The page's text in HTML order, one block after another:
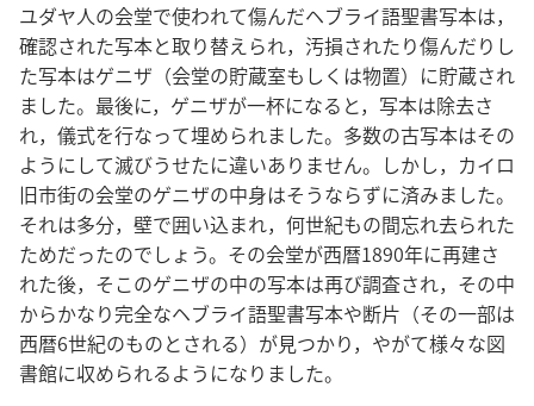
ユダヤ人の会堂で使われて傷んだヘブライ語聖書写本は，
確認された写本と取り替えられ，汚損されたり傷んだりし
た写本はゲニザ（会堂の貯蔵室もしくは物置）に貯蔵され
ました。最後に，ゲニザが一杯になると，写本は除去さ
れ，儀式を行なって埋められました。多数の古写本はその
ようにして滅びうせたに違いありません。しかし，カイロ
旧市街の会堂のゲニザの中身はそうならずに済みました。
それは多分，壁で囲い込まれ，何世紀もの間忘れ去られた
ためだったのでしょう。その会堂が西暦1890年に再建さ
れた後，そこのゲニザの中の写本は再び調査され，その中
からかなり完全なヘブライ語聖書写本や断片（その一部は
西暦6世紀のものとされる）が見つかり，やがて様々な図
書館に収められるようになりました。